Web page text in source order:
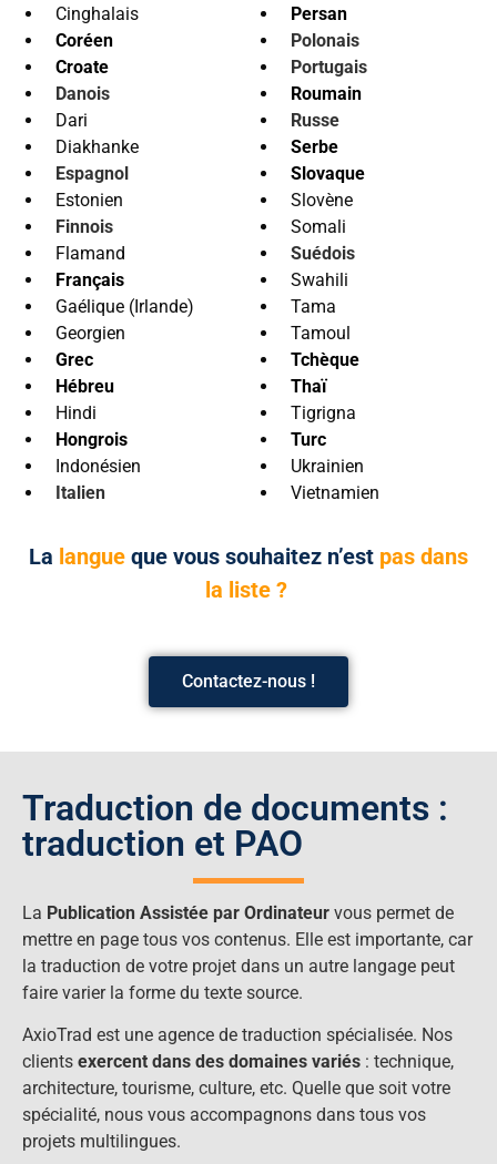
Cinghalais
Coréen
Croate
Danois
Dari
Diakhanke
Espagnol
Estonien
Finnois
Flamand
Français
Gaélique (Irlande)
Georgien
Grec
Hébreu
Hindi
Hongrois
Indonésien
Italien
Persan
Polonais
Portugais
Roumain
Russe
Serbe
Slovaque
Slovène
Somali
Suédois
Swahili
Tama
Tamoul
Tchèque
Thaï
Tigrigna
Turc
Ukrainien
Vietnamien
La langue que vous souhaitez n’est pas dans
la liste ?
Contactez-nous !
Traduction de documents :
traduction et PAO
La Publication Assistée par Ordinateur vous permet de
mettre en page tous vos contenus. Elle est importante, car
la traduction de votre projet dans un autre langage peut
faire varier la forme du texte source.
AxioTrad est une agence de traduction spécialisée. Nos
clients exercent dans des domaines variés : technique,
architecture, tourisme, culture, etc. Quelle que soit votre
spécialité, nous vous accompagnons dans tous vos
projets multilingues.